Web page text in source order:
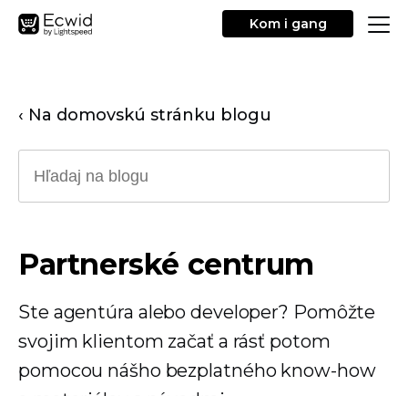
Kom i gang
‹ Na domovskú stránku blogu
Partnerské centrum
Ste agentúra alebo developer? Pomôžte
svojim klientom začať a rásť potom
pomocou nášho bezplatného know-how